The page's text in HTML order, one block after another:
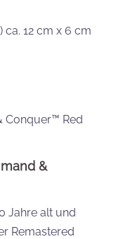
ca. 12 cm x 6 cm
Conquer™ Red
&
Jahre alt und
Remastered